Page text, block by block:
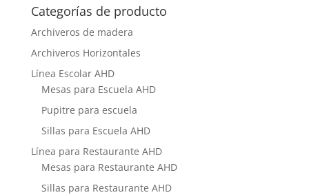
Categorías de producto
Archiveros de madera
Archiveros Horizontales
Línea Escolar AHD
Mesas para Escuela AHD
Pupitre para escuela
Sillas para Escuela AHD
Línea para Restaurante AHD
Mesas para Restaurante AHD
Sillas para Restaurante AHD